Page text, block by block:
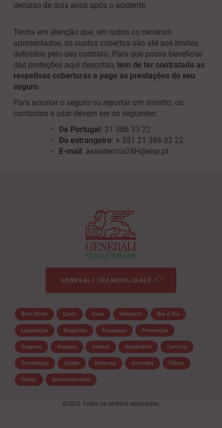
decurso de dois anos após o acidente.
Tenha em atenção que, em todos os cenários
apresentados, os custos cobertos são até aos limites
definidos pelo seu contrato. Para que possa beneficiar
das proteções aqui descritas, tem de ter contratado as
respetivas coberturas e pago as prestações do seu
seguro.
Para acionar o seguro ou reportar um sinistro, os
contactos a usar devem ser os seguintes:
De Portugal : 21 386 33 22
Do estrangeiro: + 351 21 386 33 22
E-mail : assistencia24H@eap.pt
GENERALI TRANQUILIDADE
Bem-Estar Carro Casa Desporto Dia A Dia
Legislação Negócios Poupança Prevenção
Seguros Viagens Animal Automóvel Carreira
Tecnologia Saúde Reforma Gravidez Filhos
Férias Entretenimento
©2026 Todos os direitos reservados.